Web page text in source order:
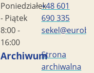
Poniedziałek
- Piątek
8:00 -
16:00
+48 601
690 335
ArchiwumStrona
archiwalna